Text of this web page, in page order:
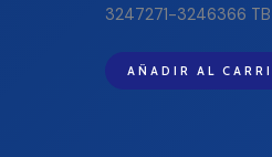
3247271-3246366
AÑADIR AL